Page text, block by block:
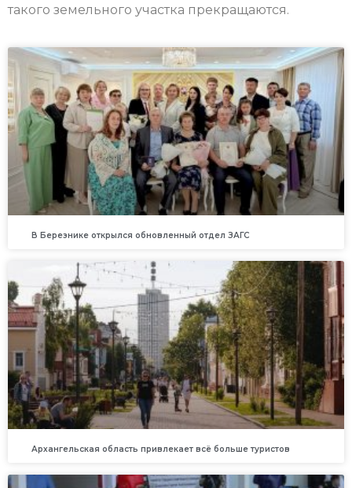
такого земельного участка прекращаются.
В Березнике открылся обновленный отдел ЗАГС
Архангельская область привлекает всё больше туристов